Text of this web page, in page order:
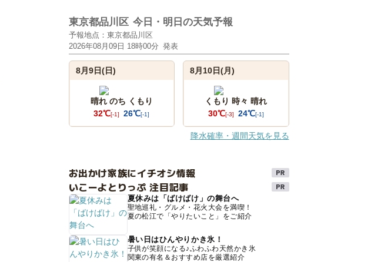
東京都品川区 今日・明日の天気予報
予報地点：東京都品川区
2026年08月09日 18時00分 発表
8月9日(日)
晴れ のち くもり
32℃[-1] 26℃[-1]
8月10日(月)
くもり 時々 晴れ
30℃[-3] 24℃[-1]
降水確率・週間天気を見る
お出かけ家族にイチオシ情報
いこーよとりっぷ 注目記事
夏休みは「ばけばけ」の舞台へ
聖地巡礼・グルメ・花火大会を満喫！
夏の松江で「やりたいこと」をご紹介
暑い日はひんやりかき氷！
子供が笑顔になる♪ふわふわ天然かき氷
関東の有名＆おすすめ店を厳選紹介